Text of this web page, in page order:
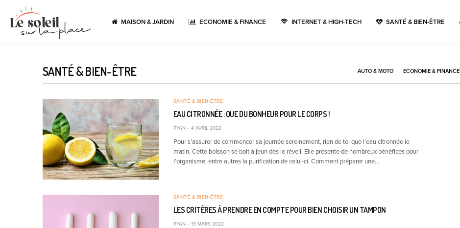
MAISON & JARDIN ECONOMIE & FINANCE INTERNET & HIGH-TECH SANTÉ & BIEN-ÊTRE
SANTÉ & BIEN-ÊTRE AUTO & MOTO ECONOMIE & FINANCE
SANTÉ & BIEN-ÊTRE
EAU CITRONNÉE : QUE DU BONHEUR POUR LE CORPS !
RYAN 4 AVRIL 2022
Pour s’assurer de commencer sa journée sereinement, rien de tel que l’eau citronnée le
matin. Cette boisson se boit à jeun dès le réveil. Elle présente de nombreux bénéfices pour
l’organisme, entre autres la purification de celui-ci. Comment préparer une…
SANTÉ & BIEN-ÊTRE
LES CRITÈRES À PRENDRE EN COMPTE POUR BIEN CHOISIR UN TAMPON
RYAN 19 MARS 2022